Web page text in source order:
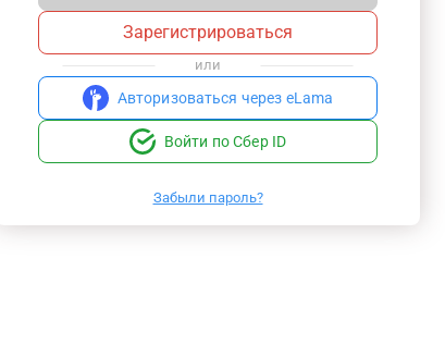
Зарегистрироваться
или
Авторизоваться через eLama
Войти по Сбер ID
Забыли пароль?